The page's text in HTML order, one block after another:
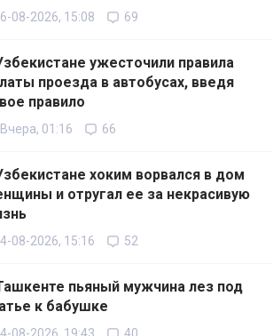
6-08-2026, 15:08 69
ужесточили правила
проезда в автобусах, введя
правило
Вчера, 01:16 66
хоким ворвался в дом
и отругал ее за некрасивую
4-08-2026, 15:16 52
пьяный мужчина лез под
к бабушке